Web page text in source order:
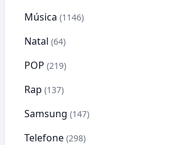
Música (1146)
Natal (64)
POP (219)
Rap (137)
Samsung (147)
Telefone (298)